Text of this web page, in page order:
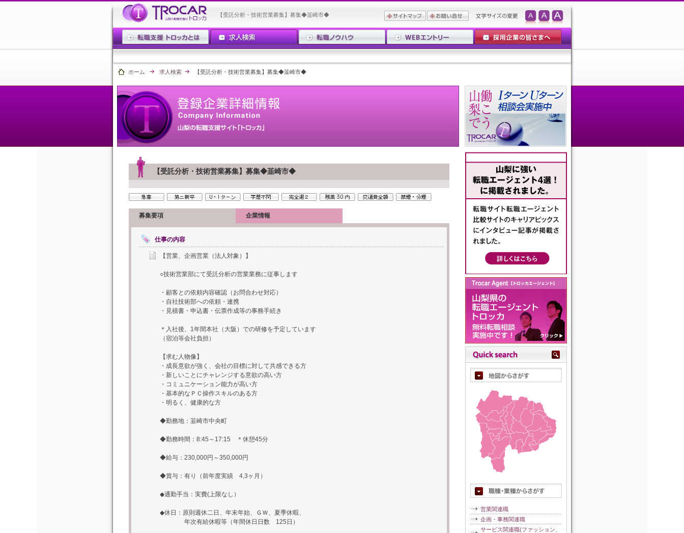
【受託分析・技術営業募集】募集◆韮崎市◆
ホーム 求人検索 【受託分析・技術営業募集】募集◆韮崎市◆
【受託分析・技術営業募集】募集◆韮崎市◆
募集要項 企業情報
仕事の内容
【営業、企画営業（法人対象）】
○技術営業部にて受託分析の営業業務に従事します
・顧客との依頼内容確認（お問合わせ対応）
・自社技術部への依頼・連携
・見積書・申込書・伝票作成等の事務手続き
＊入社後、1年間本社（大阪）での研修を予定しています
（宿泊等会社負担）
【求む人物像】
・成長意欲が強く、会社の目標に対して共感できる方
・新しいことにチャレンジする意欲の高い方
・コミュニケーション能力が高い方
・基本的なＰＣ操作スキルのある方
・明るく、健康的な方
◆勤務地：韮崎市中央町
◆勤務時間：8:45～17:15 ＊休憩45分
◆給与：230,000円～350,000円
◆賞与：有り（前年度実績 4,3ヶ月）
◆通勤手当：実費(上限なし）
◆休日：原則週休二日、年末年始、ＧＷ、夏季休暇、
年次有給休暇等（年間休日日数 125日）
営業関連職
企画・事務関連職
サービス関連職(ファッション、